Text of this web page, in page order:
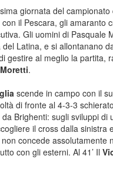
giornata del
il Pescara, gli amaranto
Gli uomini di Pasquale
del Latina, e si allontanano
gestire al meglio la partita,
Moretti.
scende in campo con il
di fronte al 4-3-3
Brighenti: sugli sviluppi di
il cross dalla sinistra
concede assolutamente
con gli esterni. Al 41’ Il